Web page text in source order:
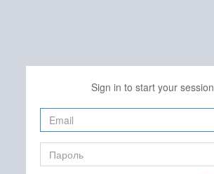
Sign in to start your session